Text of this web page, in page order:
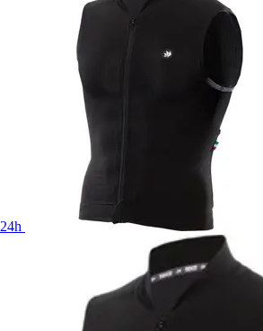
24h